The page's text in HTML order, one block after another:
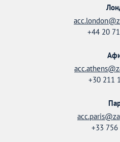
+44 20
+30 211
+33